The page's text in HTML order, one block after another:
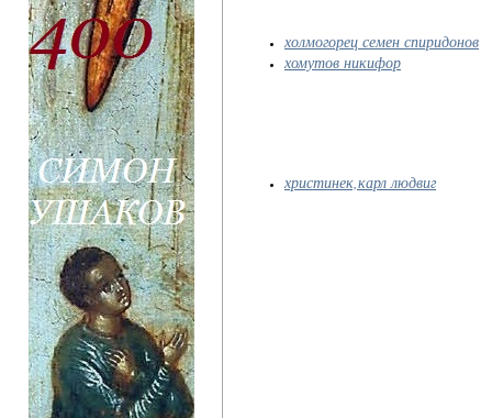
холмогорец семен спиридонов
хомутов никифор
христинек,карл людвиг